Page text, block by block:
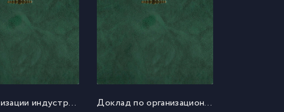
О мобилизации индустриального пролетариата, трудовой повинности, милитаризации хозяйства и применении воинских частей для хозяйственных нужд (тезисы ЦК РКП) Доклад по организационному вопросу на Пленуме 20 сентября 1918 г.